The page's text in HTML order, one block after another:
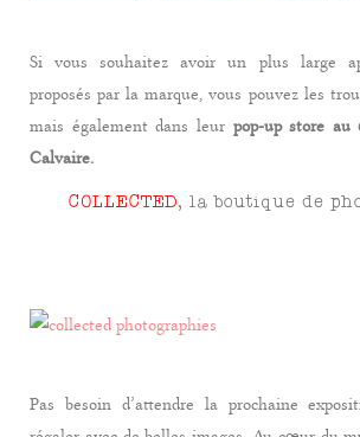
Si vous souhaitez avoir un plus large
proposés par la marque, vous pouvez les
mais également dans leur pop-up store
Calvaire.
COLLECTED, la boutique de
Pas besoin d’attendre la prochaine